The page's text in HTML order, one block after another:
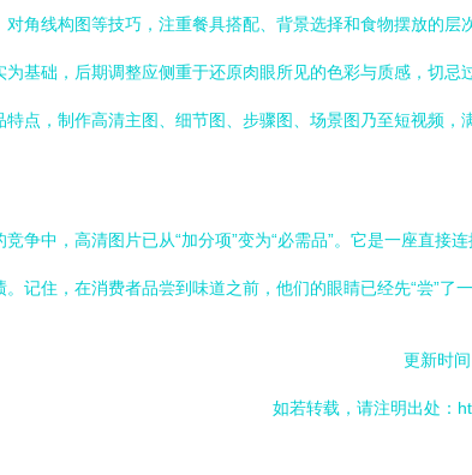
对角线构图等技巧，注重餐具搭配、背景选择和食物摆放的层
为基础，后期调整应侧重于还原肉眼所见的色彩与质感，切忌
特点，制作高清主图、细节图、步骤图、场景图乃至短视频，
争中，高清图片已从“加分项”变为“必需品”。它是一座直
记住，在消费者品尝到味道之前，他们的眼睛已经先“尝”了
更新时
如若转载，请注明出处：